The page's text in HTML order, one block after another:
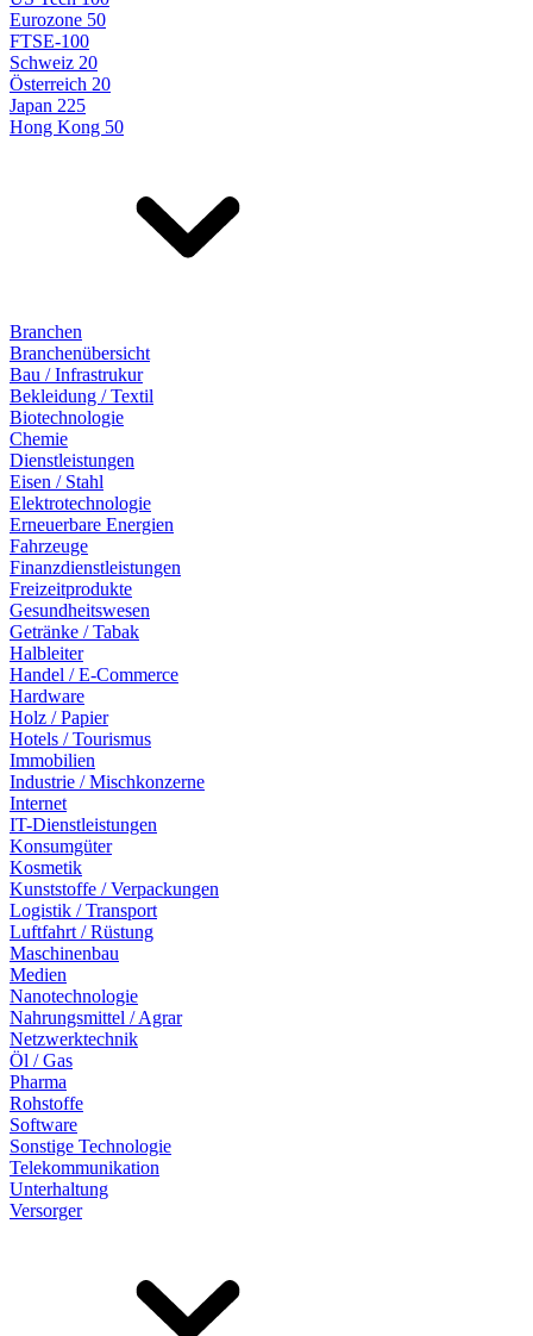
Eurozone 50
FTSE-100
Schweiz 20
Österreich 20
Japan 225
Hong Kong 50
Branchen
Branchenübersicht
Bau / Infrastrukur
Bekleidung / Textil
Biotechnologie
Chemie
Dienstleistungen
Eisen / Stahl
Elektrotechnologie
Erneuerbare Energien
Fahrzeuge
Finanzdienstleistungen
Freizeitprodukte
Gesundheitswesen
Getränke / Tabak
Halbleiter
Handel / E-Commerce
Hardware
Holz / Papier
Hotels / Tourismus
Immobilien
Industrie / Mischkonzerne
Internet
IT-Dienstleistungen
Konsumgüter
Kosmetik
Kunststoffe / Verpackungen
Logistik / Transport
Luftfahrt / Rüstung
Maschinenbau
Medien
Nanotechnologie
Nahrungsmittel / Agrar
Netzwerktechnik
Öl / Gas
Pharma
Rohstoffe
Software
Sonstige Technologie
Telekommunikation
Unterhaltung
Versorger